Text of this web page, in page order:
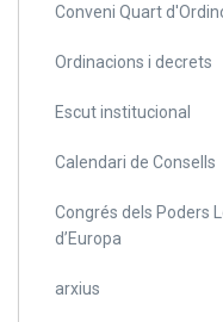
Conveni Quart
Ordinacions i decrets
Escut institucional
Calendari de Consells
Congrés dels Poders
d’Europa
arxius